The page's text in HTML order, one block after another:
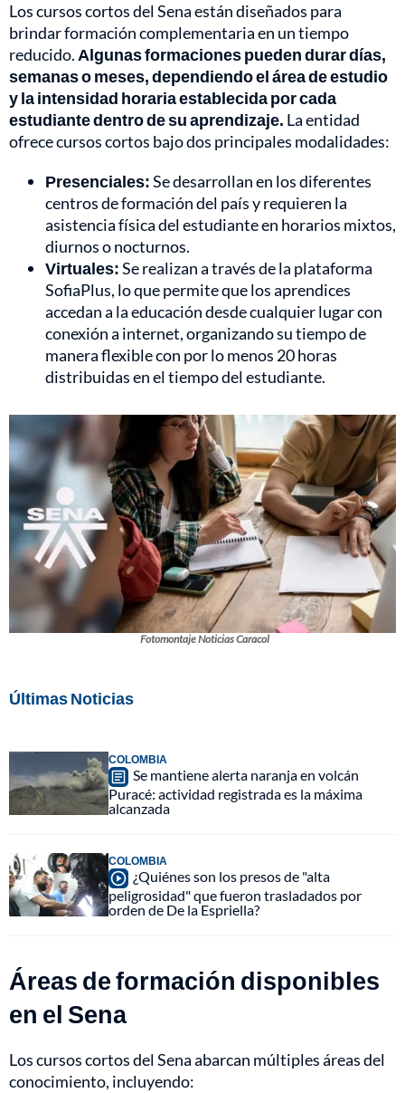
Los cursos cortos del Sena están diseñados para
brindar formación complementaria en un tiempo
reducido. Algunas formaciones pueden durar días,
semanas o meses, dependiendo el área de estudio
y la intensidad horaria establecida por cada
estudiante dentro de su aprendizaje. La entidad
ofrece cursos cortos bajo dos principales modalidades:
Presenciales:Se desarrollan en los diferentes
centros de formación del país y requieren la
asistencia física del estudiante en horarios mixtos,
diurnos o nocturnos.
Virtuales:Se realizan a través de la plataforma
SofiaPlus, lo que permite que los aprendices
accedan a la educación desde cualquier lugar con
conexión a internet, organizando su tiempo de
manera flexible con por lo menos 20 horas
distribuidas en el tiempo del estudiante.
Fotomontaje Noticias Caracol
Últimas Noticias
COLOMBIA
Se mantiene alerta naranja en volcán
Puracé: actividad registrada es la máxima
alcanzada
COLOMBIA
¿Quiénes son los presos de "alta
peligrosidad" que fueron trasladados por
orden de De la Espriella?
Áreas de formación disponibles
en el Sena
Los cursos cortos del Sena abarcan múltiples áreas del
conocimiento, incluyendo: